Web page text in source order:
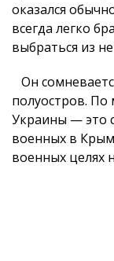
оказался
всегда легко
выбраться из
Он
полуостров.
Украины — это
военных в
военных целях